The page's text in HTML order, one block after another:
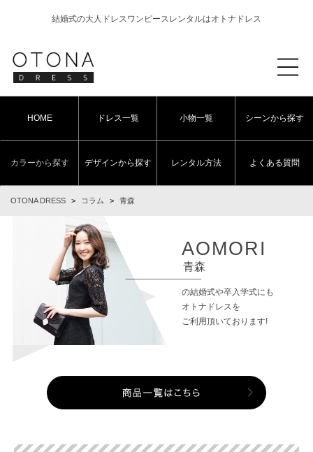
結婚式の大人ドレスワンピースレンタルはオトナドレス
HOME ドレス一覧 小物一覧 シーンから探す
カラーから探す デザインから探す レンタル方法 よくある質問
OTONA DRESS > コラム > 青森
AOMORI
青森
の結婚式や卒入学式にも
オトナドレスを
ご利用頂いております!